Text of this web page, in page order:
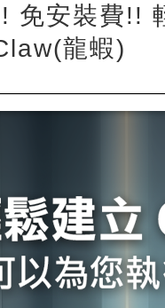
免安裝費!!
龍蝦)